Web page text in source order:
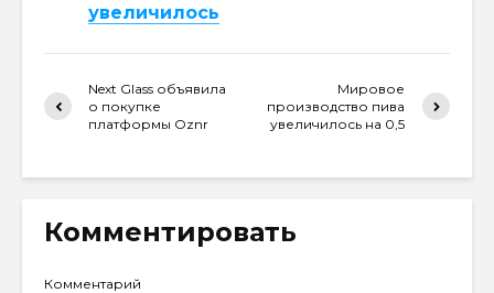
увеличилось
Next Glass объявила
о покупке
платформы Oznr
Мировое
производство пива
увеличилось на 0,5
Комментировать
Комментарий